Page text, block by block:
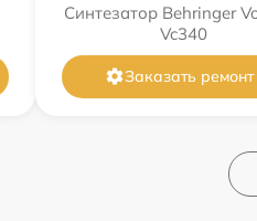
Синтезатор Behringer
Vc340
Заказать ремонт